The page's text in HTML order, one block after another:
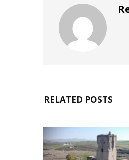
RELATED POSTS